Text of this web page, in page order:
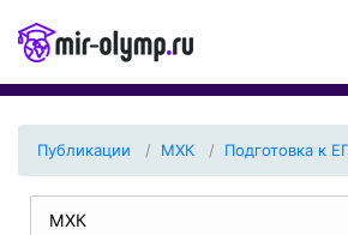
Публикации МХК Подготовка к
МХК